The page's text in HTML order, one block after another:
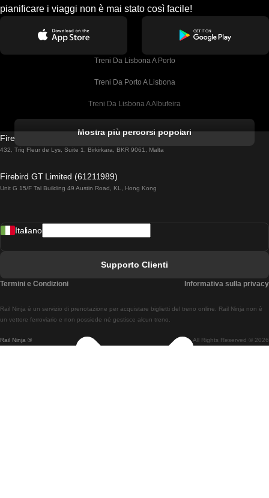
pianificare i viaggi non è mai stato così facile!
Treni Da Lisbona A Porto
Treni Da Porto A Lisbona
Treni Da Lisbona A Albufeira
Treni Da Lisbona A Lagos
Treni Da Lisbona A Madrid
Treni Da Lisbon A Braga
Treni Da Braga A Lisbona
Mostra più percorsi popolari
Firebird GT Limited (OC 1451)
432, Triq Fleur de Lys, Suite 1, Birkirkara, BKR 9061, Malta
Firebird GT Limited (61211989)
Unit G 15/F Tal Building 49 Austin Road, KL, Hong Kong
Rail Ninja ® All Rights Reserved © 2026
Rail Ninja è un servizio di prenotazione per acquistare biglietti del treno online. Rail Ninja non è
un vettore ferroviario e non possiede né gestisce alcun treno.
Italiano
Supporto Clienti
Termini e Condizioni Informativa sulla privacy